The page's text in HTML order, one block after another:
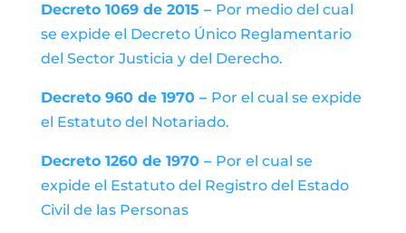
Decreto 1069 de 2015 – Por medio del cual
se expide el Decreto Único Reglamentario
del Sector Justicia y del Derecho.
Decreto 960 de 1970 – Por el cual se expide
el Estatuto del Notariado.
Decreto 1260 de 1970 – Por el cual se
expide el Estatuto del Registro del Estado
Civil de las Personas